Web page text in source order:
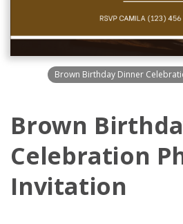
Brown Birthday Dinner
Brown
Celebration
Invitation